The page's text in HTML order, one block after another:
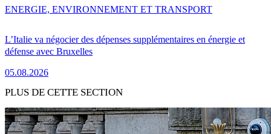
L’Italie va négocier des dépenses supplémentaires en énergie et
défense avec Bruxelles
05.08.2026
ENERGIE, ENVIRONNEMENT ET TRANSPORT
PLUS DE CETTE SECTION